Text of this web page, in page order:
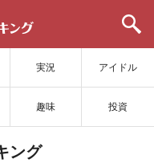
実況 アイドル
趣味 投資
新
ング